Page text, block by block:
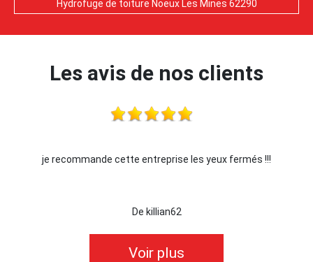
Hydrofuge de toiture Noeux Les Mines 62290
Les avis de nos clients
fermés !!! Je recommande !!
De Ornella
Voir plus